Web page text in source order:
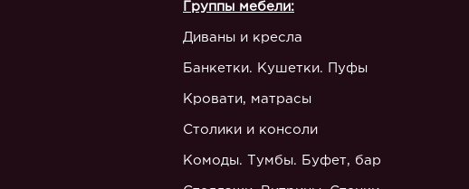
Группы мебели:
Диваны и кресла
Банкетки. Кушетки. Пуфы
Кровати, матрасы
Столики и консоли
Комоды. Тумбы. Буфет, бар